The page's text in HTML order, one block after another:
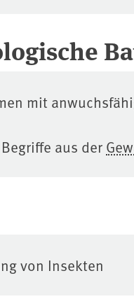
mit
aus der
von Insekten